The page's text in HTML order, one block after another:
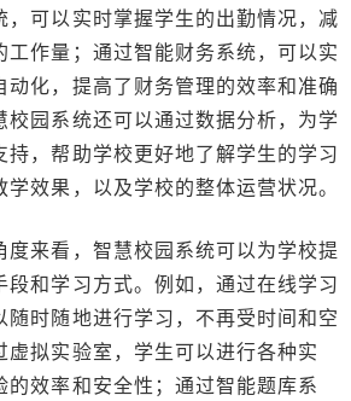
，可以实时掌握学生的出勤情况，减
工作量；通过智能财务系统，可以实
动化，提高了财务管理的效率和准确
校园系统还可以通过数据分析，为学
持，帮助学校更好地了解学生的学习
效果，以及学校的整体运营状况。
度来看，智慧校园系统可以为学校提
段和学习方式。例如，通过在线学习
随时随地进行学习，不再受时间和空
虚拟实验室，学生可以进行各种实
的效率和安全性；通过智能题库系